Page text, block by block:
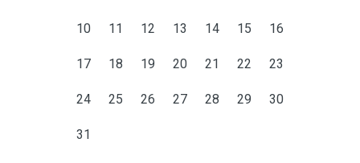
10 11 12 13 14 15 16
17 18 19 20 21 22 23
24 25 26 27 28 29 30
31